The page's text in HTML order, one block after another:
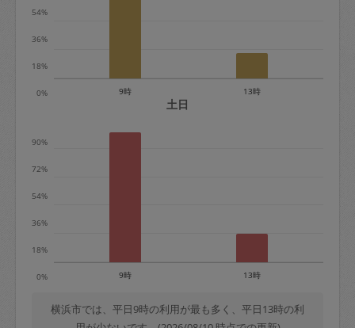
※キャンセル料金の設定について：
0%
18%
36%
54%
9時 13時
土日
0%
18%
36%
54%
72%
90%
9時 13時
横浜市では、平日9時の利用が最も多く、平日13時の利